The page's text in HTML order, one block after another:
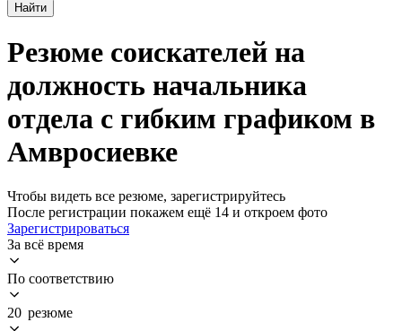
Найти
Резюме соискателей на
должность начальника
отдела с гибким графиком в
Амвросиевке
Чтобы видеть все резюме, зарегистрируйтесь
После регистрации покажем ещё 14 и откроем фото
Зарегистрироваться
За всё время
По соответствию
20 резюме